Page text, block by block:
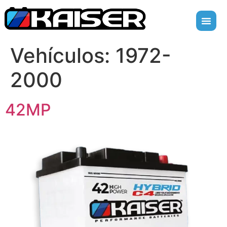
Vehículos: 1972-
2000
42MP